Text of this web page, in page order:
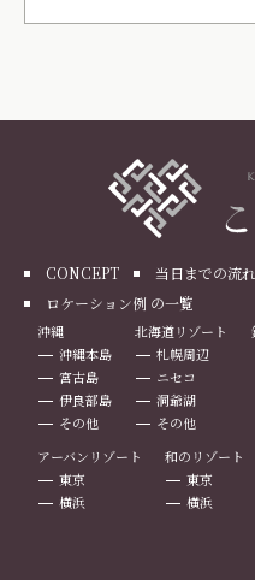
CONCEPT 当日までの流れ
ロケーション例 の一覧
沖縄
沖縄本島
宮古島
伊良部島
その他
北海道リゾート
札幌周辺
ニセコ
洞爺湖
その他
アーバンリゾート
東京
横浜
和のリゾート
東京
横浜